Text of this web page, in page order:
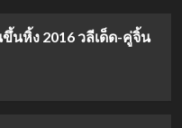
นหิ้ง 2016 วลีเด็ด-คู่จิ้น